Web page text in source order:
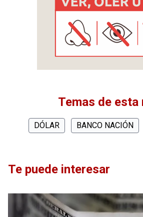
Temas de esta
DÓLAR BANCO NACIÓN
Te puede interesar